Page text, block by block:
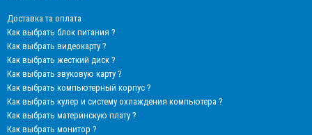
Доставка та оплата
Как выбрать блок питания ?
Как выбрать видеокарту ?
Как выбрать жесткий диск ?
Как выбрать звуковую карту ?
Как выбрать компьютерный корпус ?
Как выбрать кулер и систему охлаждения компьютера ?
Как выбрать материнскую плату ?
Как выбрать монитор ?